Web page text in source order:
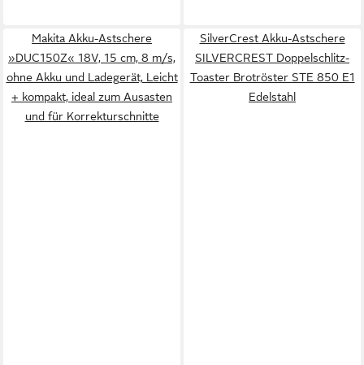
Makita Akku-Astschere
»DUC150Z« 18V, 15 cm, 8 m/s,
ohne Akku und Ladegerät, Leicht
+ kompakt, ideal zum Ausasten
und für Korrekturschnitte
SilverCrest Akku-Astschere
SILVERCREST Doppelschlitz-
Toaster Brotröster STE 850 E1
Edelstahl